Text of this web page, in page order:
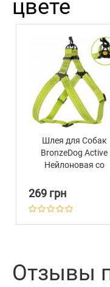
цвете
Шлея для Собак
BronzeDog Active
Нейлоновая со
Cалатовая
269 грн
Отзывы